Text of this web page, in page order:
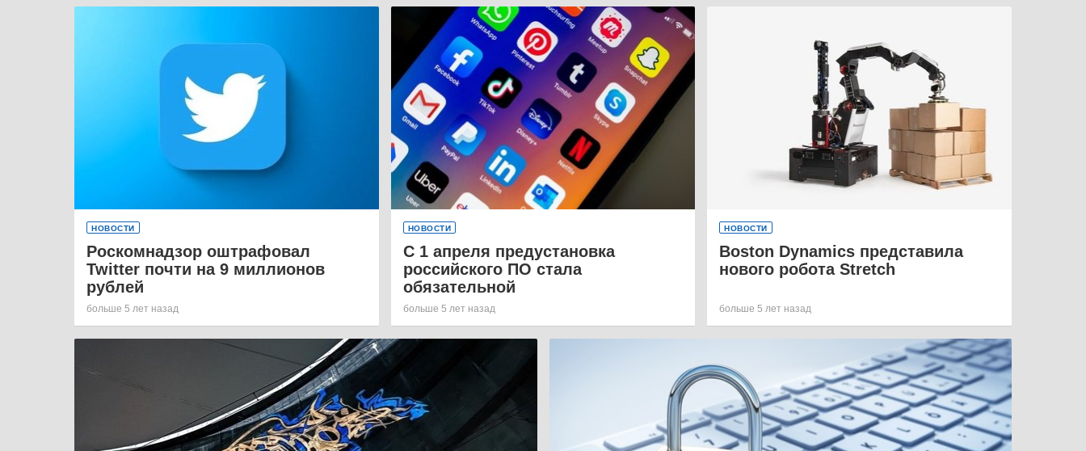
НОВОСТИ
Роскомнадзор оштрафовал
Twitter почти на 9 миллионов
рублей
больше 5 лет назад
НОВОСТИ
С 1 апреля предустановка
российского ПО стала
обязательной
больше 5 лет назад
НОВОСТИ
Boston Dynamics представила
нового робота Stretch
больше 5 лет назад